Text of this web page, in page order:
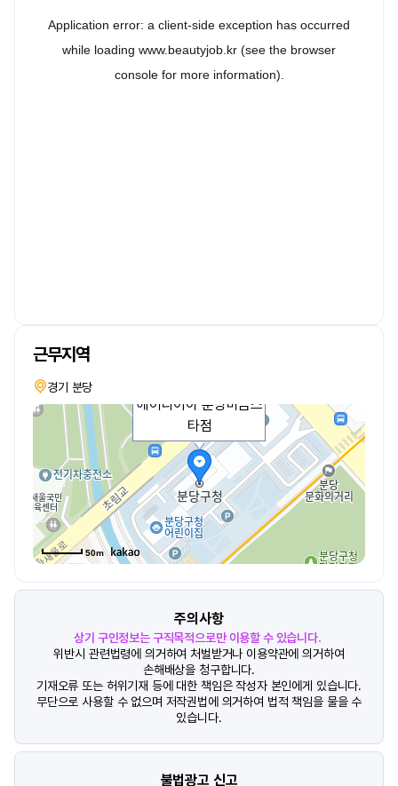
근무지역
경기 분당
헤어다이아 분당미금스
타점
50m
주의사항
상기 구인정보는 구직목적으로만 이용할 수 있습니다.
위반시 관련법령에 의거하여 처벌받거나 이용약관에 의거하여
손해배상을 청구합니다.
기재오류 또는 허위기재 등에 대한 책임은 작성자 본인에게 있습니다.
무단으로 사용할 수 없으며 저작권법에 의거하여 법적 책임을 물을 수
있습니다.
불법광고 신고